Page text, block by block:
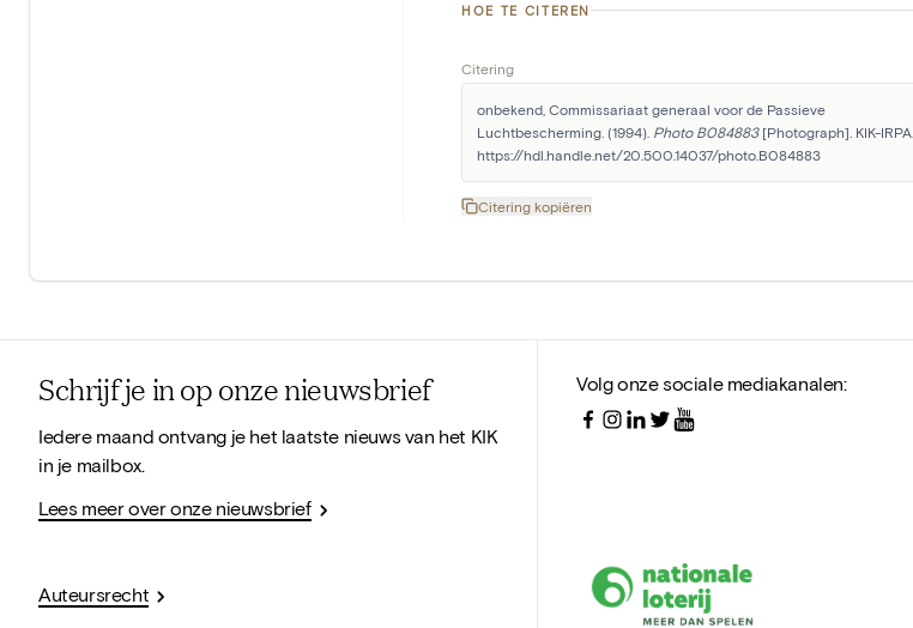
HOE TE CITEREN
Citering
onbekend, Commissariaat generaal voor de Passieve
Luchtbescherming. (1994). Photo B084883 [Photograph]. KIK-IRPA.
https://hdl.handle.net/20.500.14037/photo.B084883
Citering kopiëren
Schrijf je in op onze nieuwsbrief
Iedere maand ontvang je het laatste nieuws van het KIK
in je mailbox.
Lees meer over onze nieuwsbrief
Auteursrecht
Volg onze sociale mediakanalen: